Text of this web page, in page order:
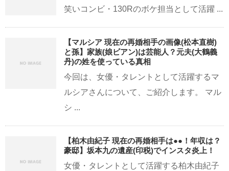
笑いコンビ・130Rのボケ担当として活躍 ...
【マルシア 現在の再婚相手の画像(松本直樹)
と孫】家族(娘ビアン)は芸能人？元夫(大鶴義
丹)の姓を使っている真相
今回は、女優・タレントとして活躍するマ
ルシアさんについて、ご紹介します。 マル
シ ...
【柏木由紀子 現在の再婚相手は●●！年収は？
豪邸】坂本九の遺産(印税)でインスタ炎上！
女優・タレントとして活躍する柏木由紀子